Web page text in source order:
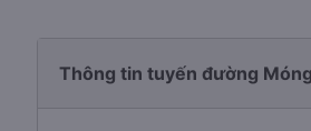
Thông tin tuyến đường